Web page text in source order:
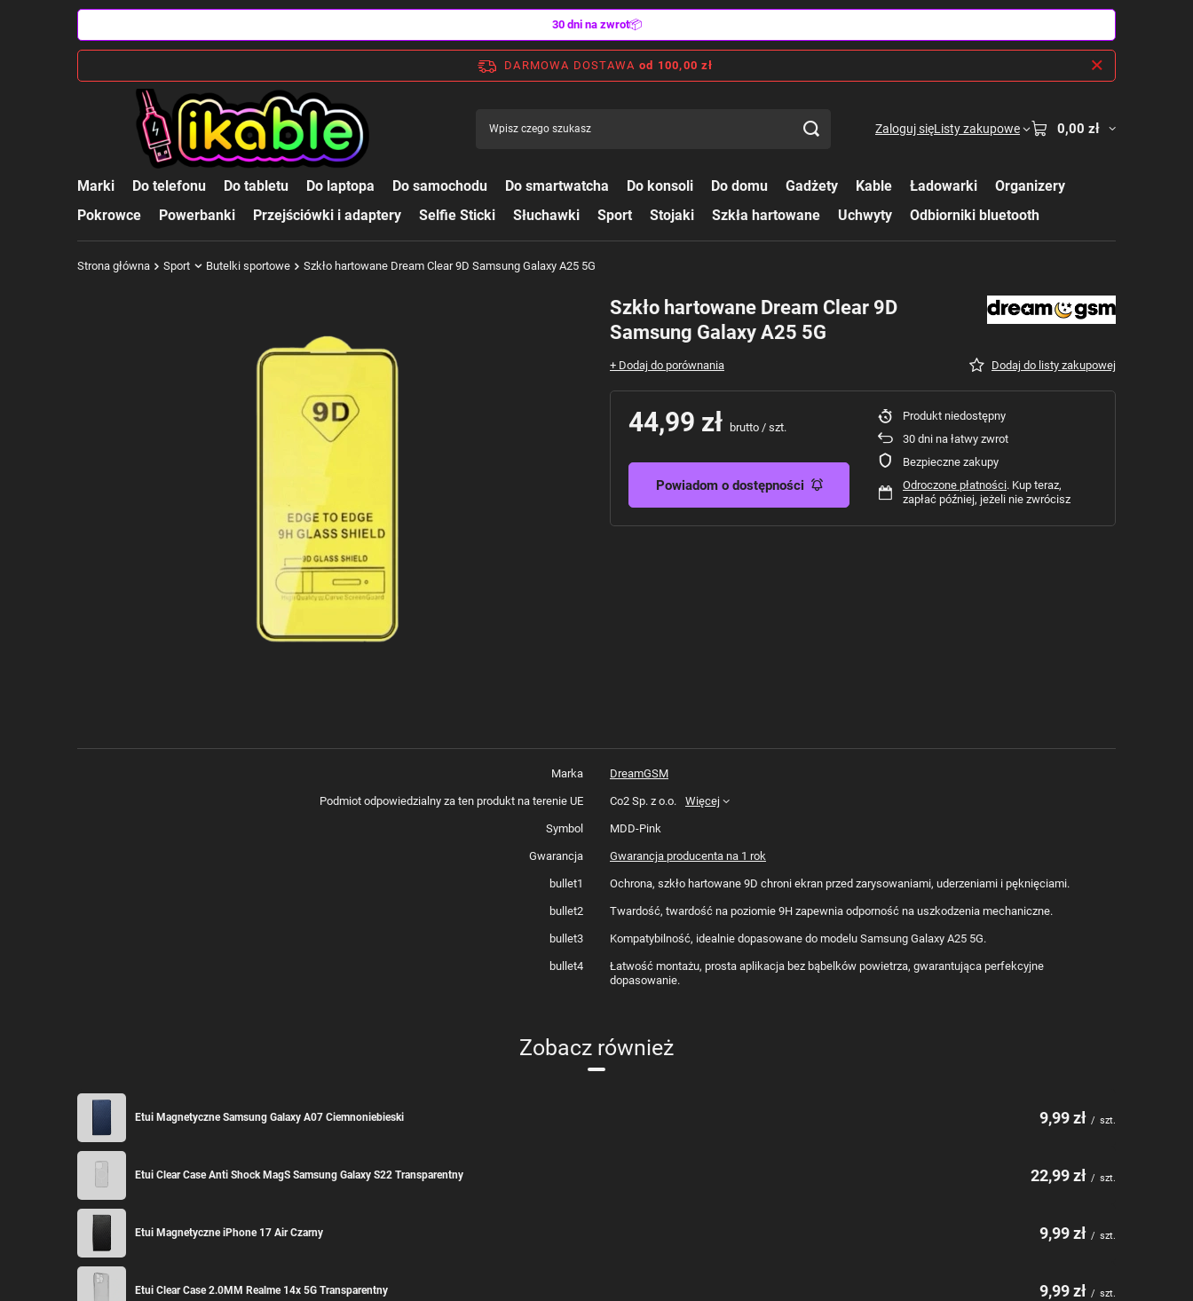
30 dni na zwrot📦
DARMOWA DOSTAWA od 100,00 zł
Zaloguj sięListy zakupowe 0,00 zł
Marki Do telefonu Do tabletu Do laptopa Do samochodu Do smartwatcha Do konsoli Do domu Gadżety Kable Ładowarki
Organizery
Pokrowce
Powerbanki Przejściówki i adaptery Selfie Sticki Słuchawki Sport Stojaki Szkła hartowane Uchwyty Odbiorniki bluetooth
Strona główna Sport Butelki sportowe Szkło hartowane Dream Clear 9D Samsung Galaxy A25 5G
Szkło hartowane Dream Clear 9D
Samsung Galaxy A25 5G
+ Dodaj do porównania Dodaj do listy zakupowej
44,99 zł brutto / szt.
Powiadom o dostępności
Produkt niedostępny
30 dni na łatwy zwrot
Bezpieczne zakupy
Odroczone płatności. Kup teraz,
zapłać później, jeżeli nie zwrócisz
Marka DreamGSM
Podmiot odpowiedzialny za ten produkt na terenie UE Co2 Sp. z o.o. Więcej
Symbol MDD-Pink
Gwarancja Gwarancja producenta na 1 rok
bullet1 Ochrona, szkło hartowane 9D chroni ekran przed zarysowaniami, uderzeniami i pęknięciami.
bullet2 Twardość, twardość na poziomie 9H zapewnia odporność na uszkodzenia mechaniczne.
bullet3 Kompatybilność, idealnie dopasowane do modelu Samsung Galaxy A25 5G.
bullet4
Łatwość montażu, prosta aplikacja bez bąbelków powietrza, gwarantująca perfekcyjne
dopasowanie.
Zobacz również
Etui Magnetyczne Samsung Galaxy A07 Ciemnoniebieski 9,99 zł / szt.
Etui Clear Case Anti Shock MagS Samsung Galaxy S22 Transparentny 22,99 zł / szt.
Etui Magnetyczne iPhone 17 Air Czarny 9,99 zł / szt.
Etui Clear Case 2.0MM Realme 14x 5G Transparentny 9,99 zł / szt.